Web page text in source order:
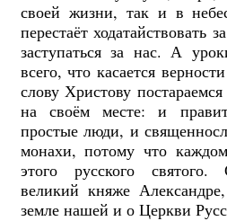
своей жизни, так и в
перестаёт ходатайствовать
заступаться за нас. А
всего, что касается
слову Христову
на своём месте: и
простые люди, и
монахи, потому что
этого русского святого.
великий княже
земле нашей и о Церкви